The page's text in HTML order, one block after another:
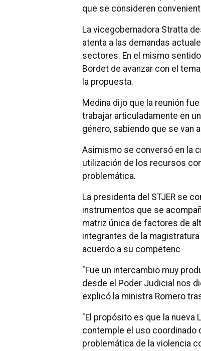
que se consideren
La vicegobernadora Stratta
atenta a las demandas
sectores. En el mismo
Bordet de avanzar con el
la propuesta.
Medina dijo que la reunión
trabajar articuladamente en
género, sabiendo que se van
Asimismo se conversó en la
utilización de los recursos
problemática.
La presidenta del STJER se
instrumentos que se
matriz única de factores de
integrantes de la
acuerdo a su competenc
"Fue un intercambio muy
desde el Poder Judicial nos
explicó la ministra Romero
"El propósito es que la nueva
contemple el uso coordinado
problemática de la violencia